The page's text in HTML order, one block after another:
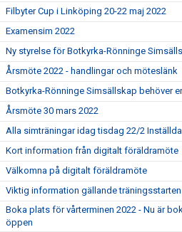
Filbyter Cup i Linköping 20-22 maj 2022
Examensim 2022
Ny styrelse för Botkyrka-Rönninge
Årsmöte 2022 - handlingar och möteslänk
Botkyrka-Rönninge Simsällskap behöver
Årsmöte 30 mars 2022
Alla simträningar idag tisdag 22/2 Inställda
Kort information från digitalt föräldramöte
Välkomna på digitalt föräldramöte
Viktig information gällande träningsstarten
Boka plats för vårterminen 2022 - Nu är
öppen